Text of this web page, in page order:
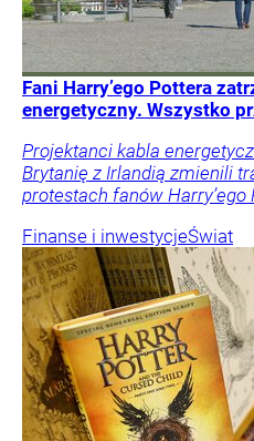
Fani Harry’ego Pottera
energetyczny. Wszystko
Projektanci kabla
Brytanię z Irlandią zmienili
protestach fanów Harry’ego
Finanse i inwestycjeŚwiat